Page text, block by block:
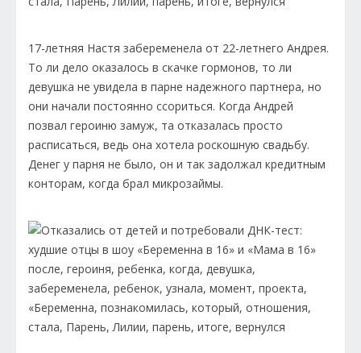
17-летняя Настя забеременела от 22-летнего Андрея.
То ли дело оказалось в скачке гормонов, то ли
девушка не увидела в парне надежного партнера, но
они начали постоянно ссориться. Когда Андрей
позвал героиню замуж, та отказалась просто
расписаться, ведь она хотела роскошную свадьбу.
Денег у парня не было, он и так задолжал кредитным
конторам, когда брал микрозаймы.